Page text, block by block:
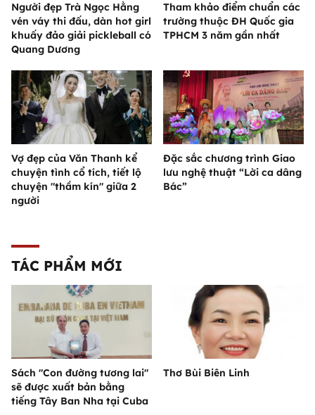
Người đẹp Trà Ngọc Hằng
vén váy thi đấu, dàn hot girl
khuấy đảo giải pickleball có
Quang Dương
Tham khảo điểm chuẩn các
trường thuộc ĐH Quốc gia
TPHCM 3 năm gần nhất
Vợ đẹp của Văn Thanh kể
chuyện tình cổ tích, tiết lộ
chuyện "thầm kín" giữa 2
người
Đặc sắc chương trình Giao
lưu nghệ thuật “Lời ca dâng
Bác”
TÁC PHẨM MỚI
Sách "Con đường tương lai"
sẽ được xuất bản bằng
tiếng Tây Ban Nha tại Cuba
Thơ Bùi Biên Linh